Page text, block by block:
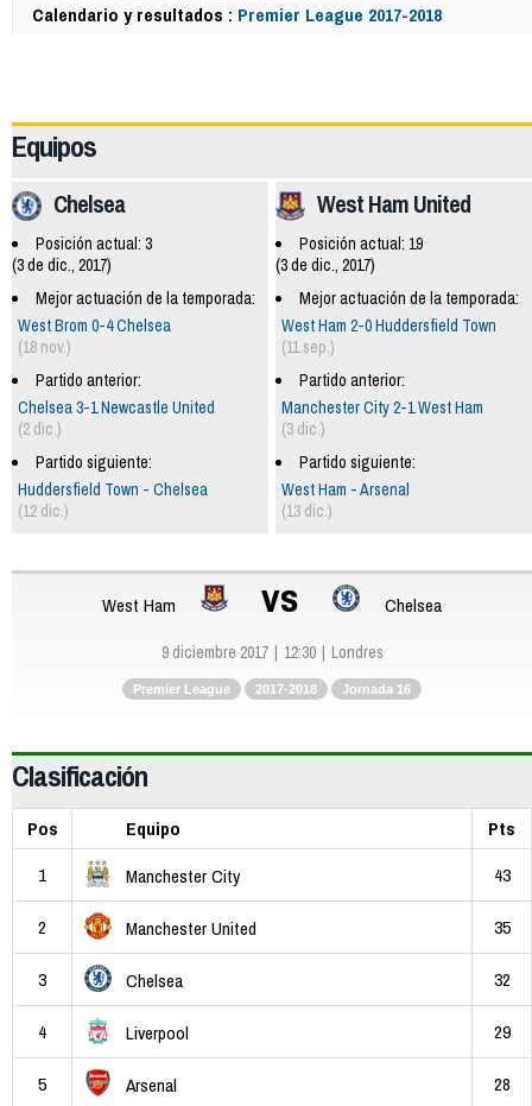
Calendario y resultados : Premier League 2017-2018
Equipos
West Ham United
Posición actual: 19
(3 de dic., 2017)
Mejor actuación de la temporada:
West Ham 2-0 Huddersfield Town
(11 sep.)
Partido anterior:
Manchester City 2-1 West Ham
(3 dic.)
Partido siguiente:
West Ham - Arsenal
(13 dic.)
Chelsea
Posición actual: 3
(3 de dic., 2017)
Mejor actuación de la temporada:
West Brom 0-4 Chelsea
(18 nov.)
Partido anterior:
Chelsea 3-1 Newcastle United
(2 dic.)
Partido siguiente:
Huddersfield Town - Chelsea
(12 dic.)
West Ham vs Chelsea
9 diciembre 2017 12:30 Londres
Premier League 2017-2018 Jornada 16
Clasificación
Pos Equipo
Pts
1
Manchester City 43
2 Manchester United 35
3 Chelsea 32
4 Liverpool 29
5 Arsenal 28